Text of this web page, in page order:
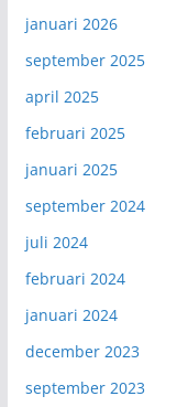
januari 2026
september 2025
april 2025
februari 2025
januari 2025
september 2024
juli 2024
februari 2024
januari 2024
december 2023
september 2023